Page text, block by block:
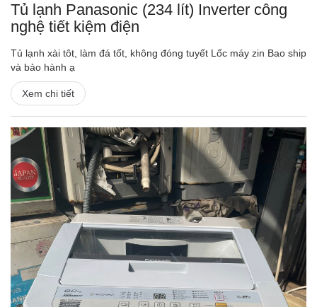
Tủ lạnh Panasonic (234 lít) Inverter công
nghệ tiết kiệm điện
Tủ lạnh xài tôt, làm đá tốt, không đóng tuyết Lốc máy zin Bao ship
và bảo hành ạ
Xem chi tiết